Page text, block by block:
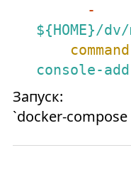
-
${HOME}/
console-
Запуск:
`docker-compose